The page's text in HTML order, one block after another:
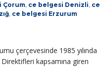
Çorum, ce belgesi Denizli, ce
, ce belgesi Erzurum
çerçevesinde 1985 yılında
Direktifleri kapsamına giren